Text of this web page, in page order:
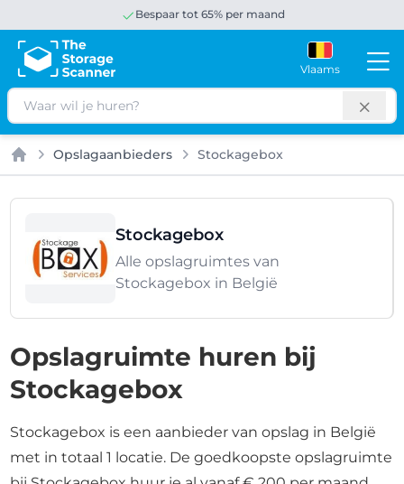
Bespaar tot 65% per maand
Vlaams
Zoeken
Home
Opslagaanbieders Stockagebox
Stockagebox
Alle opslagruimtes van
Stockagebox in België
Opslagruimte huren bij
Stockagebox
Stockagebox is een aanbieder van opslag in België
met in totaal 1 locatie. De goedkoopste opslagruimte